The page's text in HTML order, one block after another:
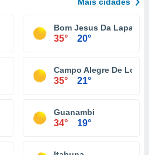
Bom Jesus Da Lapa
35° 20°
Campo Alegre De
35° 21°
Guanambi
34° 19°